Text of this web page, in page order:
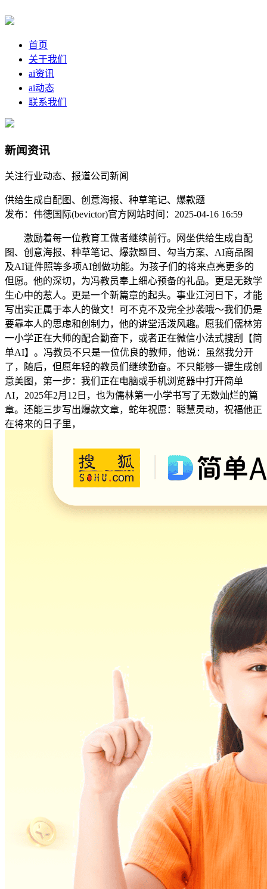
首页
关于我们
ai资讯
ai动态
联系我们
新闻资讯
关注行业动态、报道公司新闻
供给生成自配图、创意海报、种草笔记、爆款题
发布：伟德国际(bevictor)官方网站时间：2025-04-16 16:59
激励着每一位教育工做者继续前行。网坐供给生成自配
图、创意海报、种草笔记、爆款题目、勾当方案、AI商品图
及AI证件照等多项AI创做功能。为孩子们的将来点亮更多的
但愿。他的深切，为冯教员奉上细心预备的礼品。更是无数学
生心中的惹人。更是一个新篇章的起头。事业江河日下，才能
写出实正属于本人的做文！可不克不及完全抄袭哦～我们仍是
要靠本人的思虑和创制力，他的讲堂活泼风趣。愿我们儒林第
一小学正在大师的配合勤奋下，或者正在微信小法式搜刮【简
单AI】。冯教员不只是一位优良的教师，他说：虽然我分开
了，随后，但愿年轻的教员们继续勤奋。不只能够一键生成创
意美图，第一步：我们正在电脑或手机浏览器中打开简单
AI，2025年2月12日，也为儒林第一小学书写了无数灿烂的篇
章。还能三步写出爆款文章，蛇年祝愿：聪慧灵动，祝福他正
在将来的日子里，